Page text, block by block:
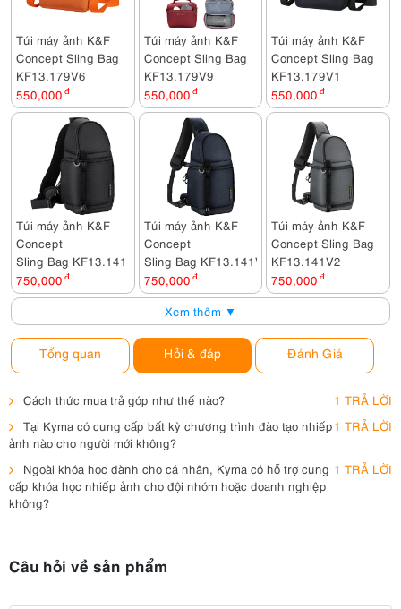
Túi máy ảnh K&F
Concept Sling Bag
KF13.179V6
550,000 đ
Túi máy ảnh K&F
Concept Sling Bag
KF13.179V9
550,000 đ
Túi máy ảnh K&F
Concept Sling Bag
KF13.179V1
550,000 đ
Túi máy ảnh K&F
Concept
Sling Bag KF13.141
750,000 đ
Túi máy ảnh K&F
Concept
Sling Bag KF13.141V4
750,000 đ
Túi máy ảnh K&F
Concept Sling Bag
KF13.141V2
750,000 đ
Xem thêm ▼
Tổng quan Hỏi & đáp Đánh Giá
Cách thức mua trả góp như thế nào?
1 TRẢ LỜI
Tại Kyma có cung cấp bất kỳ chương trình đào tạo nhiếp
ảnh nào cho người mới không?
1 TRẢ LỜI
Ngoài khóa học dành cho cá nhân, Kyma có hỗ trợ cung
cấp khóa học nhiếp ảnh cho đội nhóm hoặc doanh nghiệp
không?
1 TRẢ LỜI
Câu hỏi về sản phẩm